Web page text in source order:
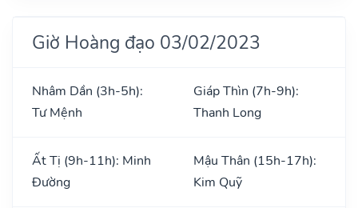
Giờ Hoàng đạo 03/02/2023
Nhâm Dần (3h-5h):
Tư Mệnh
Giáp Thìn (7h-9h):
Thanh Long
Ất Tị (9h-11h): Minh
Đường
Mậu Thân (15h-17h):
Kim Quỹ